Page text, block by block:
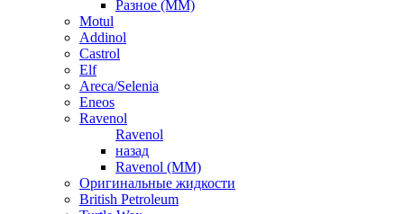
Разное (ММ)
Motul
Addinol
Castrol
Elf
Areca/Selenia
Eneos
Ravenol
Ravenol
назад
Ravenol (ММ)
Оригинальные жидкости
British Petroleum